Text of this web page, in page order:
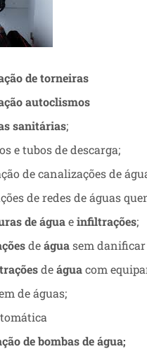
de torneiras
autoclismos
sanitárias;
e tubos de descarga;
de canalizações de
de redes de águas
de águaeinfiltrações;
deáguasem danificar
deáguacom
de águas;
de bombas de água;